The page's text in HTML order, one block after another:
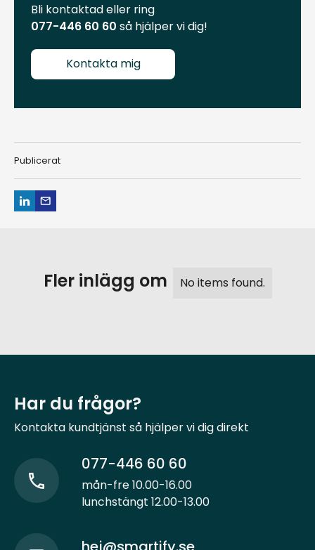
Bli kontaktad eller ring
077-446 60 60 så hjälper vi dig!
Kontakta mig
Publicerat
Fler inlägg om No items found.
Har du frågor?
Kontakta kundtjänst så hjälper vi dig direkt
077-446 60 60
mån-fre 10.00-16.00
lunchstängt 12.00-13.00